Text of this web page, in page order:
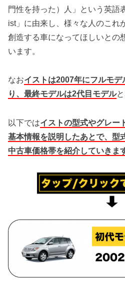
門性を持った）人」という英語
ist」に由来し、様々な人のこれ
創造する車になってほしいとの
います。
なおイストは2007年にフルモ
り、最終モデルは2代目モデル
以下ではイストの型式やグレー
基本情報を説明したあとで、型
中古車価格帯を紹介していきま